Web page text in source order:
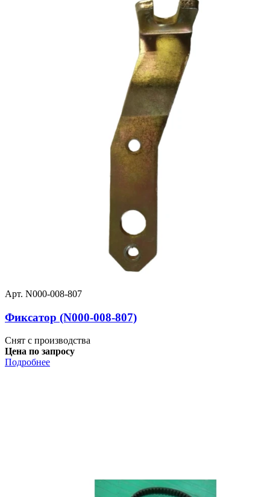
Арт. N000-008-807
Фиксатор (N000-008-807)
Снят с производства
Цена по запросу
Подробнее